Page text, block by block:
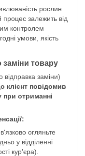
рослин
процес залежить від
контролем
умови, якість
товару
заміни)
клієнт повідомив
отриманні
огляньте
у відділенні
кур'єра).